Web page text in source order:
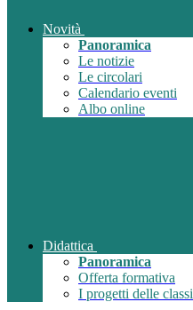
Novità
Panoramica
Le notizie
Le circolari
Calendario eventi
Albo online
Didattica
Panoramica
Offerta formativa
I progetti delle classi